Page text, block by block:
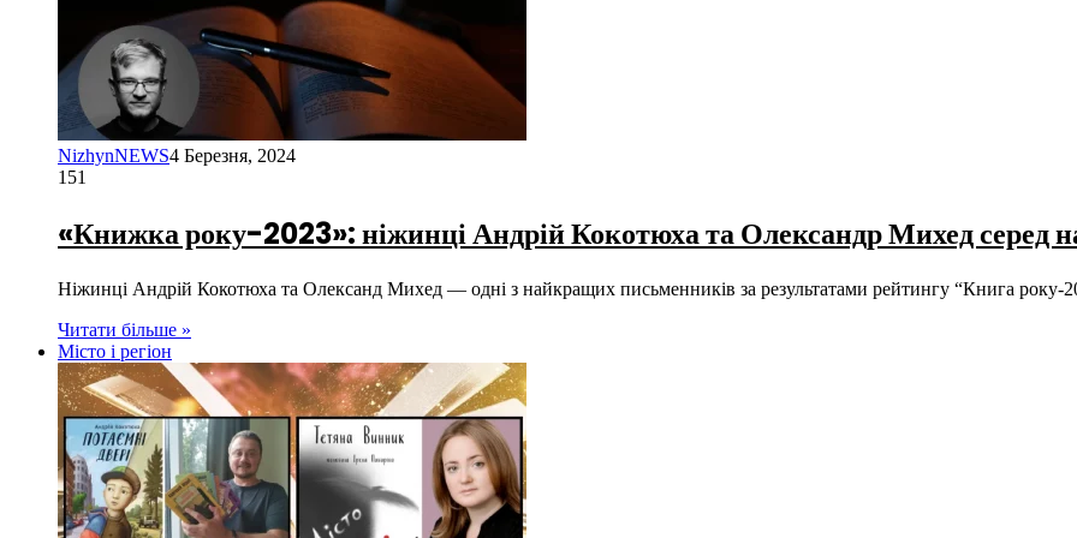
NizhynNEWS4 Березня, 2024
151
«Книжка року-2023»: ніжинці Андрій Кокотюха та Олександр Михед серед
Ніжинці Андрій Кокотюха та Олександ Михед — одні з найкращих письменників за результатами рейтингу “Книга року-
Читати більше »
Місто і регіон